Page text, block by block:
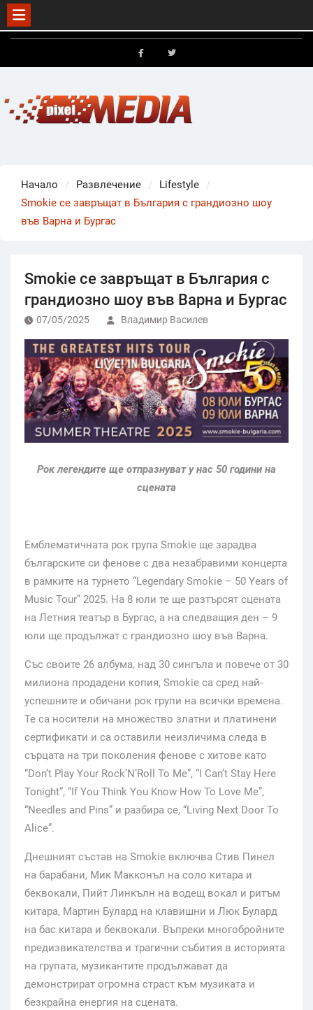
Skip
Начало Развлечение
Lifestyle
Smokie се завръщат в България с грандиозно шоу
във Варна и Бургас
Smokie се завръщат в България с
грандиозно шоу във Варна и Бургас
07/05/2025 Владимир Василев
Рок легендите ще отпразнуват у нас 50 години на
сцената
Емблематичната рок група Smokie ще зарадва
българските си фенове с два незабравими концерта
в рамките на турнето “Legendary Smokie – 50 Years of
Music Tour” 2025. На 8 юли те ще разтърсят сцената
на Летния театър в Бургас, а на следващия ден – 9
юли ще продължат с грандиозно шоу във Варна.
Със своите 26 албума, над 30 сингъла и повече от 30
милиона продадени копия, Smokie са сред най-
успешните и обичани рок групи на всички времена.
Те са носители на множество златни и платинени
сертификати и са оставили неизличима следа в
сърцата на три поколения фенове с хитове като
“Don’t Play Your Rock’N’Roll To Me”, “I Can’t Stay Here
Tonight”, “If You Think You Know How To Love Me”,
“Needles and Pins” и разбира се, “Living Next Door To
Alice”.
Днешният състав на Smokie включва Стив Пинел
на барабани, Мик Макконъл на соло китара и
беквокали, Пийт Линкълн на водещ вокал и ритъм
китара, Мартин Булард на клавишни и Люк Булард
на бас китара и беквокали. Въпреки многобройните
предизвикателства и трагични събития в историята
на групата, музикантите продължават да
демонстрират огромна страст към музиката и
безкрайна енергия на сцената.